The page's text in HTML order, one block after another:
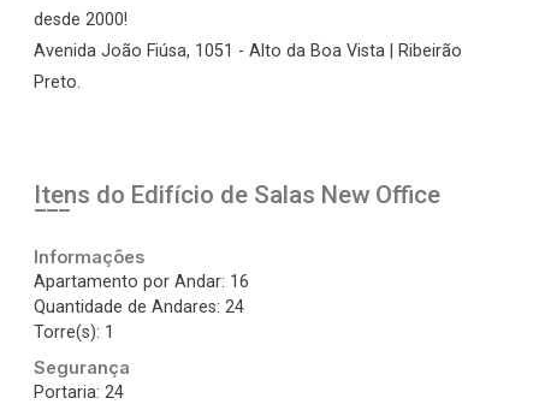
desde 2000!
Avenida João Fiúsa, 1051 - Alto da Boa Vista | Ribeirão
Preto.
Itens do Edifício de Salas New Office
Informações
Apartamento por Andar: 16
Quantidade de Andares: 24
Torre(s): 1
Segurança
Portaria: 24